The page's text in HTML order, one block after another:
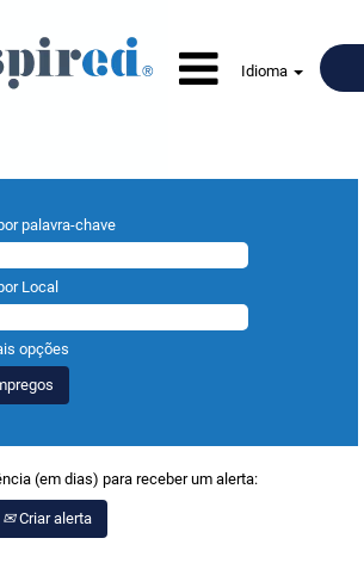
Idioma
palavra-chave
Local
opções
(em dias) para receber um alerta:
Criar alerta